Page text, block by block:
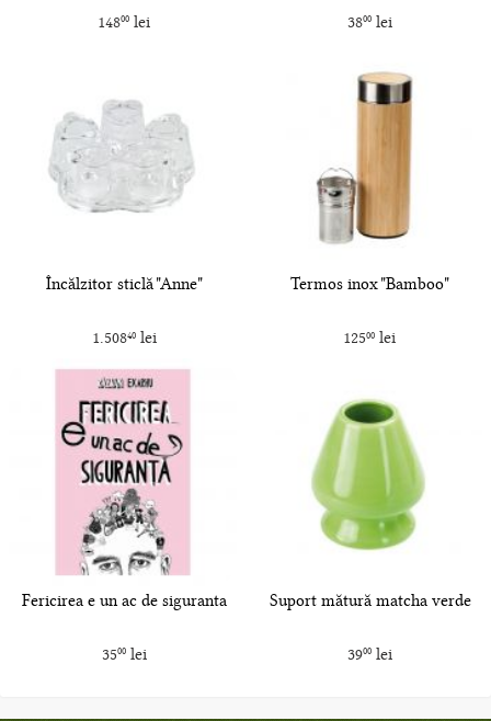
14800 lei
3800lei
Încălzitor sticlă "Anne"
1.50840lei
Termos inox "Bamboo"
12500 lei
Fericirea e un ac de siguranta
3500lei
Suport mătură matcha verde
3900lei